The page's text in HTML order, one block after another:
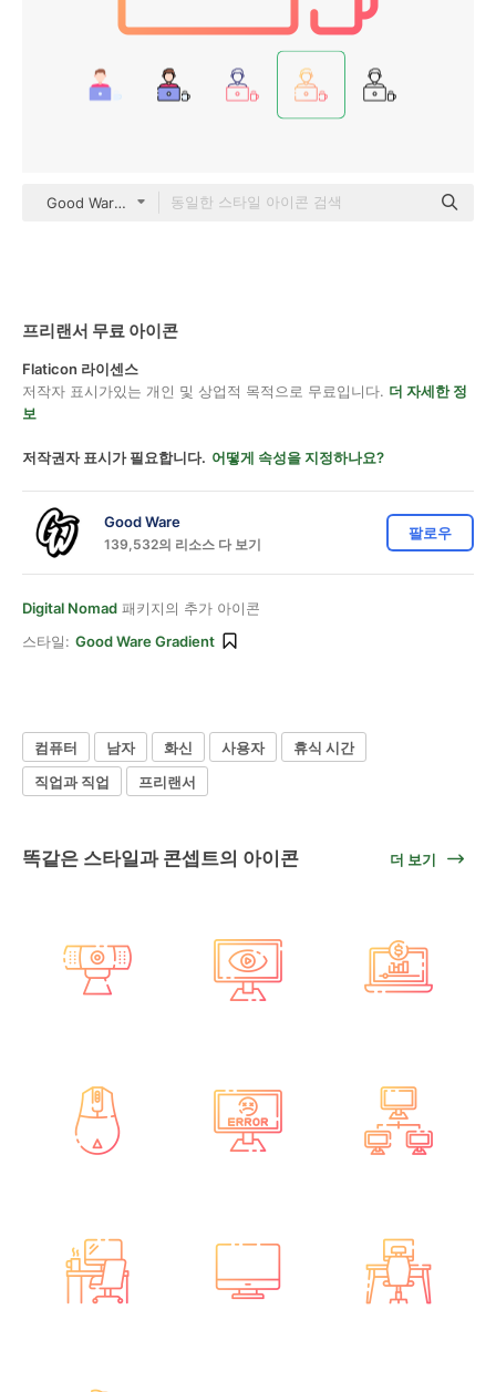
Good Ware Gradient
프리랜서 무료 아이콘
Flaticon 라이센스
저작자 표시가있는 개인 및 상업적 목적으로 무료입니다. 더 자세한 정
보
저작권자 표시가 필요합니다. 어떻게 속성을 지정하나요?
Good Ware
139,532의 리소스 다 보기
팔로우
Digital Nomad 패키지의 추가 아이콘
스타일: Good Ware Gradient
컴퓨터 남자 화신 사용자
휴식 시간
직업과 직업
프리랜서
똑같은 스타일과 콘셉트의 아이콘 더 보기